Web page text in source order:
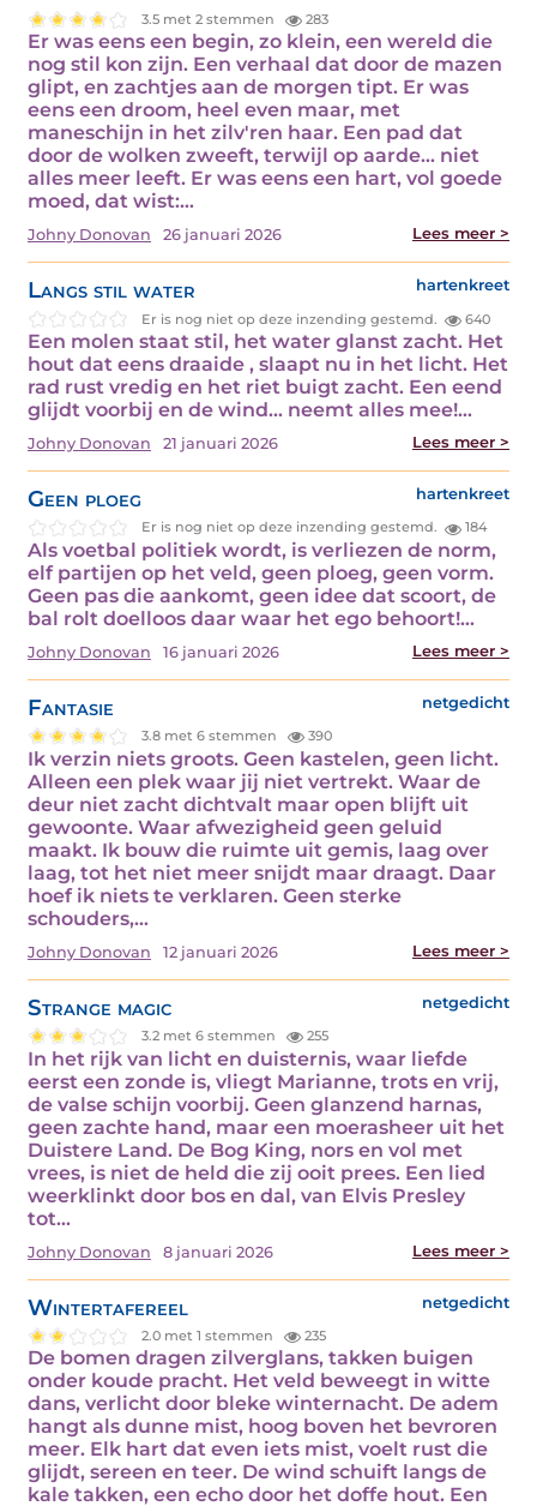
3.5 met 2 stemmen 283
Er was eens een begin, zo klein, een wereld die
nog stil kon zijn. Een verhaal dat door de mazen
glipt, en zachtjes aan de morgen tipt. Er was
eens een droom, heel even maar, met
maneschijn in het zilv'ren haar. Een pad dat
door de wolken zweeft, terwijl op aarde... niet
alles meer leeft. Er was eens een hart, vol goede
moed, dat wist:…
Johny Donovan 26 januari 2026 Lees meer >
Langs stil water hartenkreet
Er is nog niet op deze inzending gestemd. 640
Een molen staat stil, het water glanst zacht. Het
hout dat eens draaide , slaapt nu in het licht. Het
rad rust vredig en het riet buigt zacht. Een eend
glijdt voorbij en de wind... neemt alles mee!…
Johny Donovan 21 januari 2026 Lees meer >
Geen ploeg hartenkreet
Er is nog niet op deze inzending gestemd. 184
Als voetbal politiek wordt, is verliezen de norm,
elf partijen op het veld, geen ploeg, geen vorm.
Geen pas die aankomt, geen idee dat scoort, de
bal rolt doelloos daar waar het ego behoort!…
Johny Donovan 16 januari 2026 Lees meer >
Fantasie netgedicht
3.8 met 6 stemmen 390
Ik verzin niets groots. Geen kastelen, geen licht.
Alleen een plek waar jij niet vertrekt. Waar de
deur niet zacht dichtvalt maar open blijft uit
gewoonte. Waar afwezigheid geen geluid
maakt. Ik bouw die ruimte uit gemis, laag over
laag, tot het niet meer snijdt maar draagt. Daar
hoef ik niets te verklaren. Geen sterke
schouders,…
Johny Donovan 12 januari 2026 Lees meer >
Strange magic netgedicht
3.2 met 6 stemmen 255
In het rijk van licht en duisternis, waar liefde
eerst een zonde is, vliegt Marianne, trots en vrij,
de valse schijn voorbij. Geen glanzend harnas,
geen zachte hand, maar een moerasheer uit het
Duistere Land. De Bog King, nors en vol met
vrees, is niet de held die zij ooit prees. Een lied
weerklinkt door bos en dal, van Elvis Presley
tot…
Johny Donovan 8 januari 2026 Lees meer >
Wintertafereel netgedicht
2.0 met 1 stemmen 235
De bomen dragen zilverglans, takken buigen
onder koude pracht. Het veld beweegt in witte
dans, verlicht door bleke winternacht. De adem
hangt als dunne mist, hoog boven het bevroren
meer. Elk hart dat even iets mist, voelt rust die
glijdt, sereen en teer. De wind schuift langs de
kale takken, een echo door het doffe hout. Een